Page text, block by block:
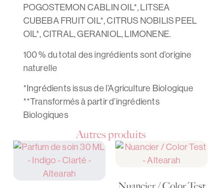
POGOSTEMON CABLIN OIL*, LITSEA
CUBEBA FRUIT OIL*, CITRUS NOBILIS PEEL
OIL*, CITRAL, GERANIOL, LIMONENE.
100 % du total des ingrédients sont d’origine
naturelle
*Ingrédients issus de l’Agriculture Biologique
**Transformés à partir d’ingrédients
Biologiques
Autres produits